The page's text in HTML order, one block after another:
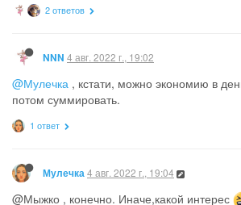
2 ответов
NNN 4 авг. 2022 г., 19:02
@Мулечка , кстати, можно экономию в
потом суммировать.
1 ответ
Мулечка4 авг. 2022 г., 19:04
@Мыжко , конечно. Иначе,какой интерес